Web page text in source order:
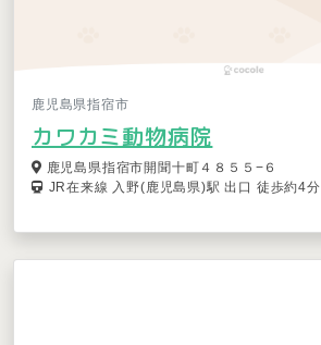
鹿児島県指宿市
カワカミ動物病院
鹿児島県指宿市開聞十町４８５５−６
JR在来線 入野(鹿児島県)駅 出口 徒歩約4分